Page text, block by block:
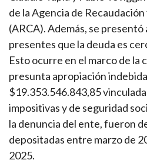
de la Agencia de
(ARCA). Además, se presentó
presentes que la deuda es
Esto ocurre en el marco de la
presunta apropiación
$19.353.546.843,85
impositivas y de seguridad
la denuncia del ente, fueron
depositadas entre marzo de
2025.